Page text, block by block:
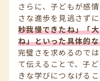
さらに、子どもが感
さな進歩を見逃さずに
秒我慢できたね」「
ね」といった具体的
完璧さを求めるので
て伝えることで、子
きな学びにつなげるこ